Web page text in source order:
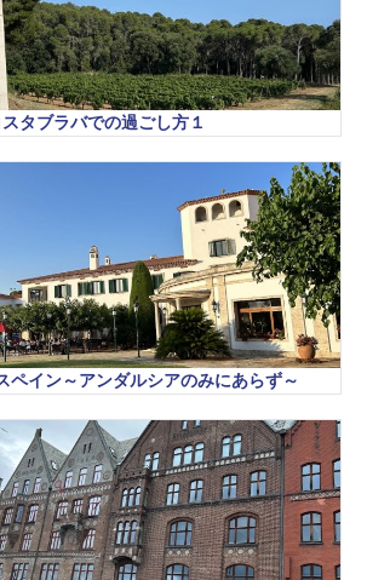
スタブラバでの過ごし方１
ペイン～アンダルシアのみにあらず～